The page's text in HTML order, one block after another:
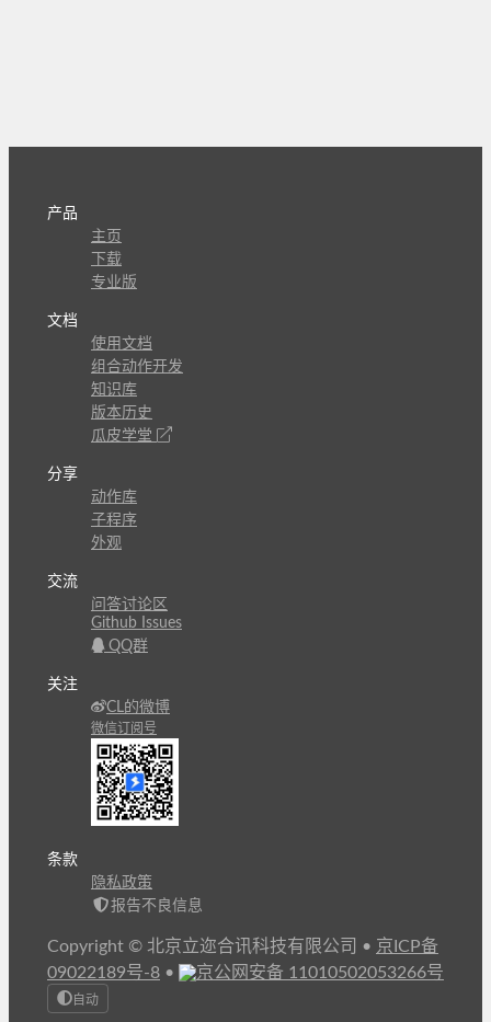
产品
主页
下载
专业版
文档
使用文档
组合动作开发
知识库
版本历史
瓜皮学堂
分享
动作库
子程序
外观
交流
问答讨论区
Github Issues
QQ群
关注
CL的微博
微信订阅号
条款
隐私政策
报告不良信息
Copyright © 北京立迩合讯科技有限公司 • 京ICP备
09022189号-8 • 京公网安备 11010502053266号
自动